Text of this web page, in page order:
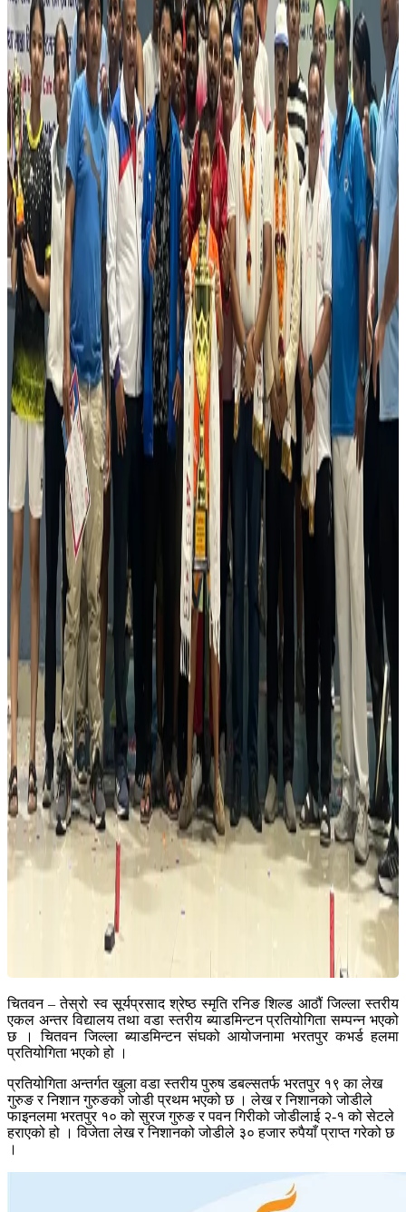
चितवन – तेस्रो स्व सूर्यप्रसाद श्रेष्ठ स्‍मृति रनिङ शिल्ड आठौं जिल्ला स्तरीय
एकल अन्तर विद्यालय तथा वडा स्तरीय ब्याडमिन्टन प्रतियोगिता सम्पन्न भएको
छ । चितवन जिल्ला ब्याडमिन्टन संघको आयोजनामा भरतपुर कभर्ड हलमा
प्रतियोगिता भएको हो ।
प्रतियोगिता अन्तर्गत खुला वडा स्तरीय पुरुष डबल्सतर्फ भरतपुर १९ का लेख
गुरुङ र निशान गुरुङको जोडी प्रथम भएको छ । लेख र निशानको जोडीले
फाइनलमा भरतपुर १० को सुरज गुरुङ र पवन गिरीको जोडीलाई २-१ को सेटले
हराएको हो । विजेता लेख र निशानको जोडीले ३० हजार रुपैयाँ प्राप्त गरेको छ
।